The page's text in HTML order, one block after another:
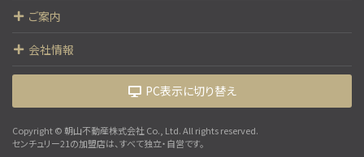
ご案内
会社情報
PC表示に切り替え
Copyright © 朝山不動産株式会社 Co., Ltd. All rights reserved.
センチュリー21の加盟店は、すべて独立・自営です。